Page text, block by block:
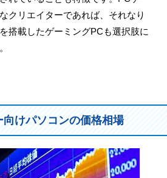
クリエイターであれば、それなり
搭載したゲーミングPCも選択肢に
向けパソコンの価格相場